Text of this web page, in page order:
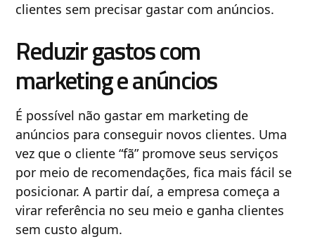
clientes sem precisar gastar com anúncios.
Reduzir gastos com
marketing e anúncios
É possível não gastar em marketing de
anúncios para conseguir novos clientes. Uma
vez que o cliente “fã” promove seus serviços
por meio de recomendações, fica mais fácil se
posicionar. A partir daí, a empresa começa a
virar referência no seu meio e ganha clientes
sem custo algum.